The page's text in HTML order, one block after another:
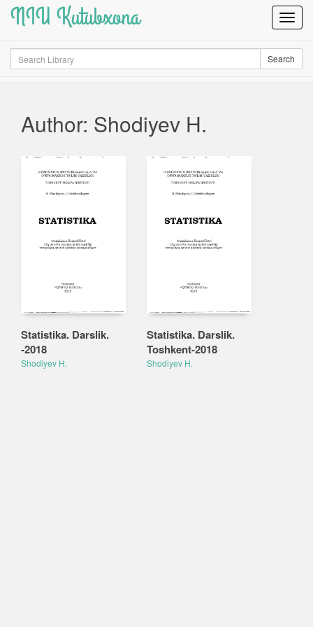
NIU Kutubxona
Search Search
Author: Shodiyev H.
Statistika. Darslik.
-2018
Shodiyev H.
Statistika. Darslik.
Toshkent-2018
Shodiyev H.